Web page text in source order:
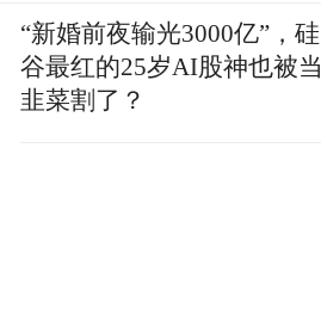
“新婚前夜输光3000亿”，硅
谷最红的25岁AI股神也被当
韭菜割了？